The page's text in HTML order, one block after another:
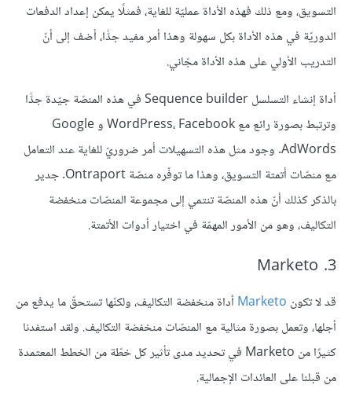
التسويق، ومع ذلك فهذه الأداة عمليّة للغاية، فمثلًا يمكن إعداد الدفعات
الدوريّة في هذه الأداة بكل سهولة وهذا أمر مفيد جدًّا، أضف إلى أنّ
التدريب الأولي على هذه الأداة مجّاني.
أداة إنشاء التسلسل Sequence builder في هذه المنصّة جيّدة جدًّا
وترتبط بصورة رائع مع WordPress، Facebook و Google
AdWords. وجود مثل هذه التسهيلات أمر ضروريّ للغاية عند التعامل
مع منصّات أتمتة التسويق، وهذا ما توفّره منصّة Ontraport. جدير
بالذكر كذلك أنّ هذه المنصّة تنتمي إلى مجموعة المنصّات منخفضة
التكاليف، وهو من الأمور المهمّة في اختيار أدوات الأتمتة.
3. Marketo
قد لا تكون Marketo أداة منخفضة التكاليف، ولكنّها تستحقّ ما يدفع من
أجلها، وتعمل بصورة مثالية مع المنصّات منخفضة التكاليف. ولقد استفدنا
كثيرًا من Marketo في تحديد مدى تأثير كل خطّة من الخطط المعتمدة
من قبلنا على العائدات الإجمالية.